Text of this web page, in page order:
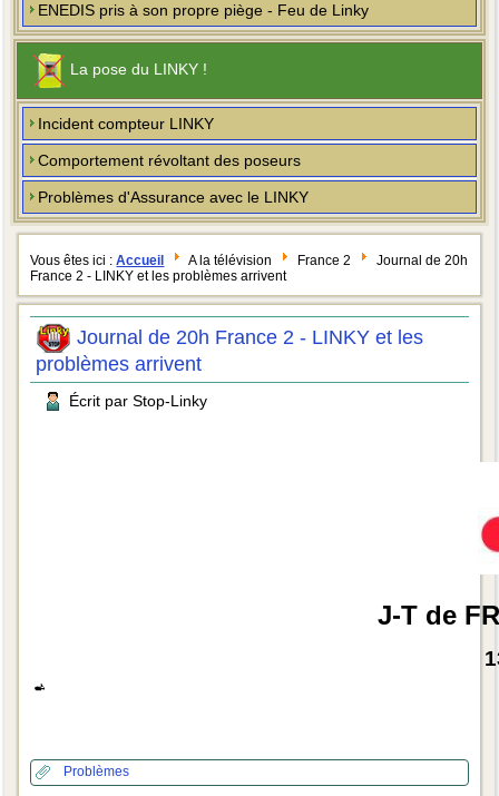
ENEDIS pris à son propre piège - Feu de Linky
La pose du LINKY !
Incident compteur LINKY
Comportement révoltant des poseurs
Problèmes d'Assurance avec le LINKY
Vous êtes ici :Accueil A la télévision France 2
Journal de 20h
France 2 - LINKY et les problèmes arrivent
Journal de 20h France 2 - LINKY et les
problèmes arrivent
Écrit par Stop-Linky
J-T de
Problèmes